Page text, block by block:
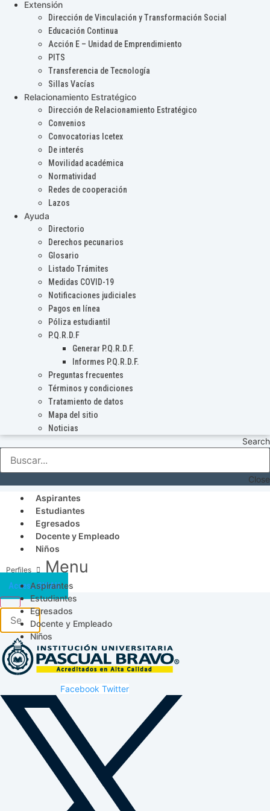
Extensión
Dirección de Vinculación y Transformación Social
Educación Continua
Acción E – Unidad de Emprendimiento
PITS
Transferencia de Tecnología
Sillas Vacías
Relacionamiento Estratégico
Dirección de Relacionamiento Estratégico
Convenios
Convocatorias Icetex
De interés
Movilidad académica
Normatividad
Redes de cooperación
Lazos
Ayuda
Directorio
Derechos pecunarios
Glosario
Listado Trámites
Medidas COVID-19
Notificaciones judiciales
Pagos en línea
Póliza estudiantil
P.Q.R.D.F
Generar P.Q.R.D.F.
Informes P.Q.R.D.F.
Preguntas frecuentes
Términos y condiciones
Tratamiento de datos
Mapa del sitio
Noticias
Search
Close
Aspirantes
Estudiantes
Egresados
Docente y Empleado
Niños
Menu
Aspirantes
Estudiantes
Egresados
Docente y Empleado
Niños
Acceso SICAU
Facebook Twitter